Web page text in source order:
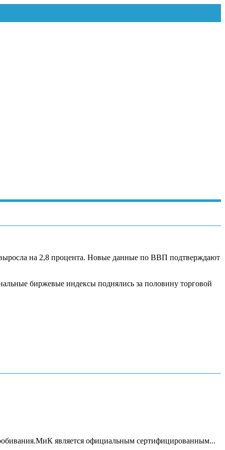
на 2,8 процента. Новые данные по ВВП подтверждают
биржевые индексы поднялись за половину торговой
является официальным сертифицированным...